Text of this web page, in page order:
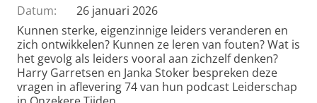
Datum:
26 januari 2026
Kunnen sterke, eigenzinnige leiders veranderen en
zich ontwikkelen? Kunnen ze leren van fouten? Wat is
het gevolg als leiders vooral aan zichzelf denken?
Harry Garretsen en Janka Stoker bespreken deze
vragen in aflevering 74 van hun podcast Leiderschap